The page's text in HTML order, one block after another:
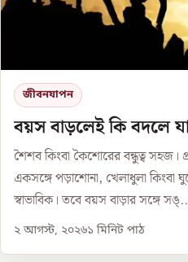
জীবনযাপন
বয়স বাড়লেই কি বদলে
শৈশব কিংবা কৈশোরের বন্ধুত্ব সহজ।
একসঙ্গে পড়াশোনা, খেলাধুলা কিংবা
স্বাভাবিক। তবে বয়স বাড়ার সঙ্গে
২ আগস্ট, ২০২৬১ মিনিট পাঠ